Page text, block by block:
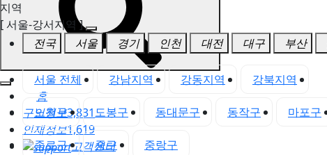
홈
구인정보3,831
인재정보1,619
고객센터
지역
[ 서울-강서지역 ]
전국
서울 경기 인천 대전 대구 부산
서울 전체 강남지역 강동지역 강북지역
노원구 도봉구 동대문구 동작구 마포구
종로구 중구
중랑구